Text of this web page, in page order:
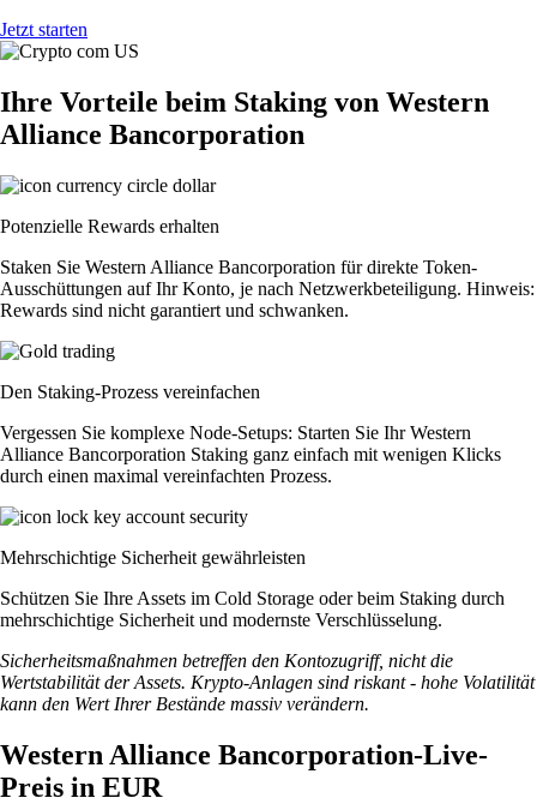
Jetzt starten
Ihre Vorteile beim Staking von Western
Alliance Bancorporation
Potenzielle Rewards erhalten
Staken Sie Western Alliance Bancorporation für direkte Token-
Ausschüttungen auf Ihr Konto, je nach Netzwerkbeteiligung. Hinweis:
Rewards sind nicht garantiert und schwanken.
Den Staking-Prozess vereinfachen
Vergessen Sie komplexe Node-Setups: Starten Sie Ihr Western
Alliance Bancorporation Staking ganz einfach mit wenigen Klicks
durch einen maximal vereinfachten Prozess.
Mehrschichtige Sicherheit gewährleisten
Schützen Sie Ihre Assets im Cold Storage oder beim Staking durch
mehrschichtige Sicherheit und modernste Verschlüsselung.
Sicherheitsmaßnahmen betreffen den Kontozugriff, nicht die
Wertstabilität der Assets. Krypto-Anlagen sind riskant - hohe Volatilität
kann den Wert Ihrer Bestände massiv verändern.
Western Alliance Bancorporation-Live-
Preis in EUR